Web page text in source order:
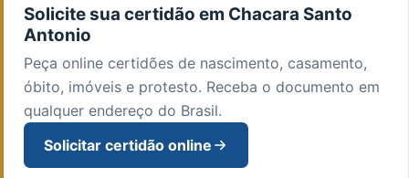
Solicite sua certidão em Chacara Santo
Antonio
Peça online certidões de nascimento, casamento,
óbito, imóveis e protesto. Receba o documento em
qualquer endereço do Brasil.
Solicitar certidão online